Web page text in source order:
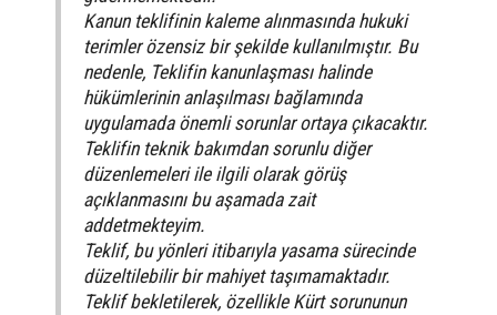
Kanun teklifinin kaleme alınmasında hukuki
terimler özensiz bir şekilde kullanılmıştır. Bu
nedenle, Teklifin kanunlaşması halinde
hükümlerinin anlaşılması bağlamında
uygulamada önemli sorunlar ortaya çıkacaktır.
Teklifin teknik bakımdan sorunlu diğer
düzenlemeleri ile ilgili olarak görüş
açıklanmasını bu aşamada zait
addetmekteyim.
Teklif, bu yönleri itibarıyla yasama sürecinde
düzeltilebilir bir mahiyet taşımamaktadır.
Teklif bekletilerek, özellikle Kürt sorununun